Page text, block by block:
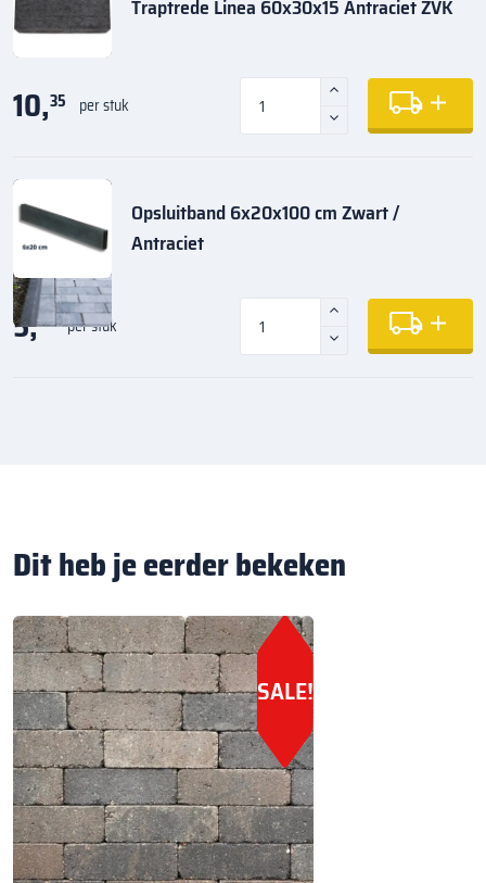
Traptrede Linea 60x30x15 Antraciet ZVK
10,35 per stuk
Opsluitband 6x20x100 cm Zwart /
Antraciet
5,35 per stuk
Dit heb je eerder bekeken
SALE!